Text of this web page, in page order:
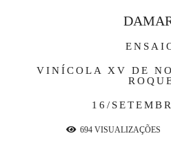
VINÍCOLA XV DE
16/
694VISUALIZAÇÕES